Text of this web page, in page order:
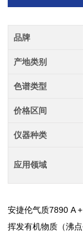
品牌
产地类别
色谱类型
价格区间
仪器种类
应用领域
安捷伦气质7890 A
挥发有机物质（沸